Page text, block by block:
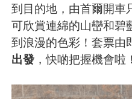
到目的地，由首爾開車
可欣賞連綿的山巒和碧
到浪漫的色彩！套票由
出發 ，快啲把握機會啦！